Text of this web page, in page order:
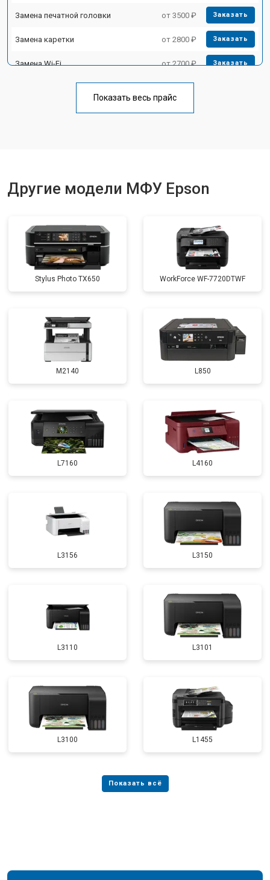
Замена печатной головки от 3500 ₽ Заказать
Замена каретки от 2800 ₽ Заказать
Замена Wi-Fi от 2700 ₽ Заказать
от 3500 ₽
Показать весь прайс
Другие модели МФУ Epson
Stylus Photo TX650 WorkForce WF-7720DTWF
M2140 L850
L7160 L4160
L3156 L3150
L3110 L3101
L3100 L1455